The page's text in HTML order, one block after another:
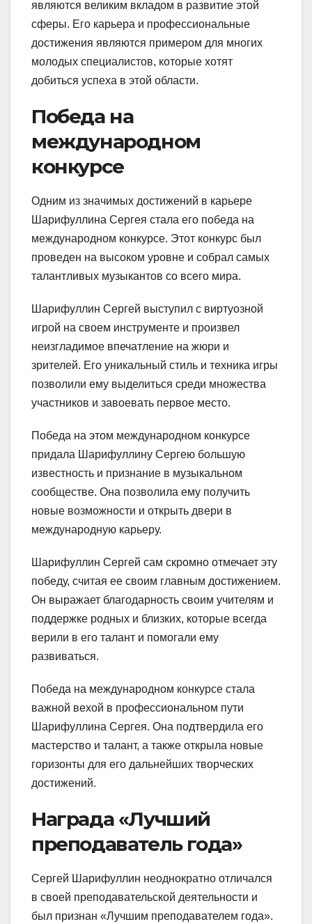
являются великим вкладом в развитие этой
сферы. Его карьера и профессиональные
достижения являются примером для многих
молодых специалистов, которые хотят
добиться успеха в этой области.
Победа на
международном
конкурсе
Одним из значимых достижений в карьере
Шарифуллина Сергея стала его победа на
международном конкурсе. Этот конкурс был
проведен на высоком уровне и собрал самых
талантливых музыкантов со всего мира.
Шарифуллин Сергей выступил с виртуозной
игрой на своем инструменте и произвел
неизгладимое впечатление на жюри и
зрителей. Его уникальный стиль и техника игры
позволили ему выделиться среди множества
участников и завоевать первое место.
Победа на этом международном конкурсе
придала Шарифуллину Сергею большую
известность и признание в музыкальном
сообществе. Она позволила ему получить
новые возможности и открыть двери в
международную карьеру.
Шарифуллин Сергей сам скромно отмечает эту
победу, считая ее своим главным достижением.
Он выражает благодарность своим учителям и
поддержке родных и близких, которые всегда
верили в его талант и помогали ему
развиваться.
Победа на международном конкурсе стала
важной вехой в профессиональном пути
Шарифуллина Сергея. Она подтвердила его
мастерство и талант, а также открыла новые
горизонты для его дальнейших творческих
достижений.
Награда «Лучший
преподаватель года»
Сергей Шарифуллин неоднократно отличался
в своей преподавательской деятельности и
был признан «Лучшим преподавателем года».